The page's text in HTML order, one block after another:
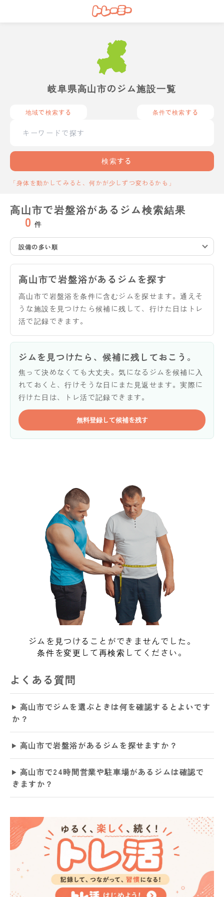
岐阜県高山市のジム施設一覧
地域で検索する 条件で検索する
検索する
「身体を動かしてみると、何かが少しずつ変わるかも」
高山市で岩盤浴があるジム検索結果
0 件
設備の多い順
高山市で岩盤浴があるジムを探す
高山市で岩盤浴を条件に含むジムを探せます。通えそ
うな施設を見つけたら候補に残して、行けた日はトレ
活で記録できます。
ジムを見つけたら、候補に残しておこう。
焦って決めなくても大丈夫。気になるジムを候補に入
れておくと、行けそうな日にまた見返せます。実際に
行けた日は、トレ活で記録できます。
無料登録して候補を残す
ジムを見つけることができませんでした。
条件を変更して再検索してください。
よくある質問
高山市でジムを選ぶときは何を確認するとよいです
か？
高山市で岩盤浴があるジムを探せますか？
高山市で24時間営業や駐車場があるジムは確認で
きますか？